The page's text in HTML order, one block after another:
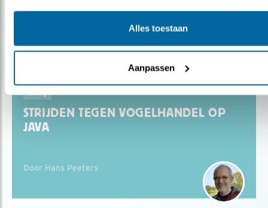
Alles toestaan
Aanpassen
Arjan’s Big Year op tv
STRIJDEN TEGEN VOGELHANDEL OP
JAVA
Door Hans Peeters